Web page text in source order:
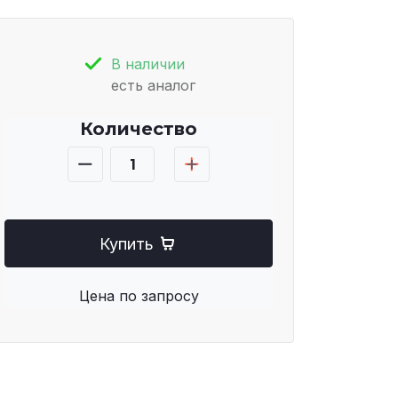
В наличии
есть аналог
Количество
Купить
Цена по запросу